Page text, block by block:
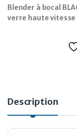
Blender à bocal
verre haute vitesse
Description